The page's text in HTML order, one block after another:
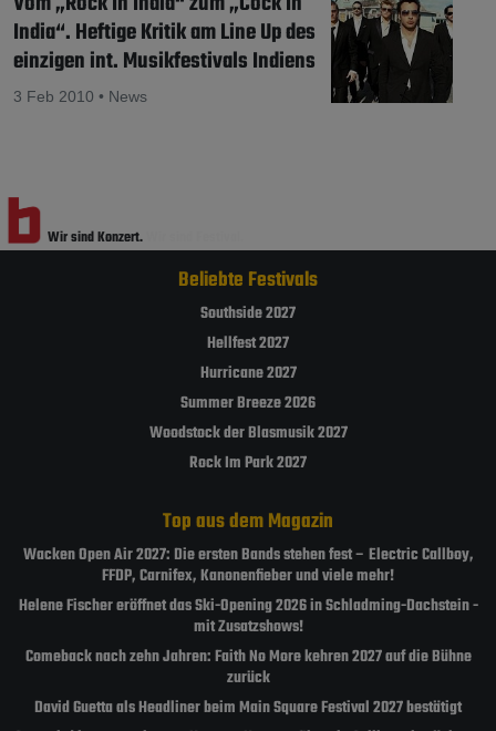
India“. Heftige Kritik am Line Up des
einzigen int. Musikfestivals Indiens
3 Feb 2010 • News
Wir sind Konzert.
Beliebte Festivals
Southside 2027
Hellfest 2027
Hurricane 2027
Summer Breeze 2026
Woodstock der Blasmusik 2027
Rock Im Park 2027
Top aus dem Magazin
Wacken Open Air 2027: Die ersten Bands stehen fest – Electric Callboy,
FFDP, Carnifex, Kanonenfieber und viele mehr!
Helene Fischer eröffnet das Ski-Opening 2026 in Schladming-Dachstein -
mit Zusatzshows!
Comeback nach zehn Jahren: Faith No More kehren 2027 auf die Bühne
zurück
David Guetta als Headliner beim Main Square Festival 2027 bestätigt